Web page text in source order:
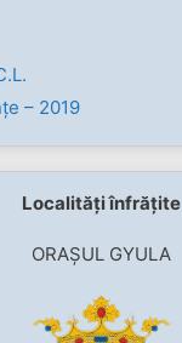
– 2019
Localități înfrățite
ORAȘUL GYULA